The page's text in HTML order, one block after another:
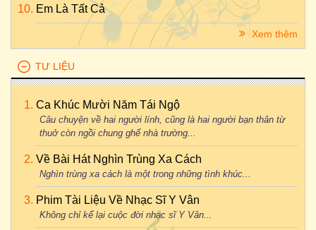
Em Là Tất Cả
Xem thêm
TƯ LIỆU
Ca Khúc Mười Năm Tái Ngộ
Câu chuyện về hai người lính, cũng là hai người bạn thân từ
thuở còn ngồi chung ghế nhà trường...
Về Bài Hát Nghìn Trùng Xa Cách
Nghìn trùng xa cách là một trong những tình khúc...
Phim Tài Liệu Về Nhạc Sĩ Y Vân
Không chỉ kể lại cuộc đời nhạc sĩ Y Vân...